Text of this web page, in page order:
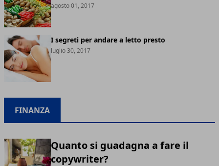
agosto 01, 2017
I segreti per andare a letto presto
luglio 30, 2017
FINANZA
Quanto si guadagna a fare il
copywriter?